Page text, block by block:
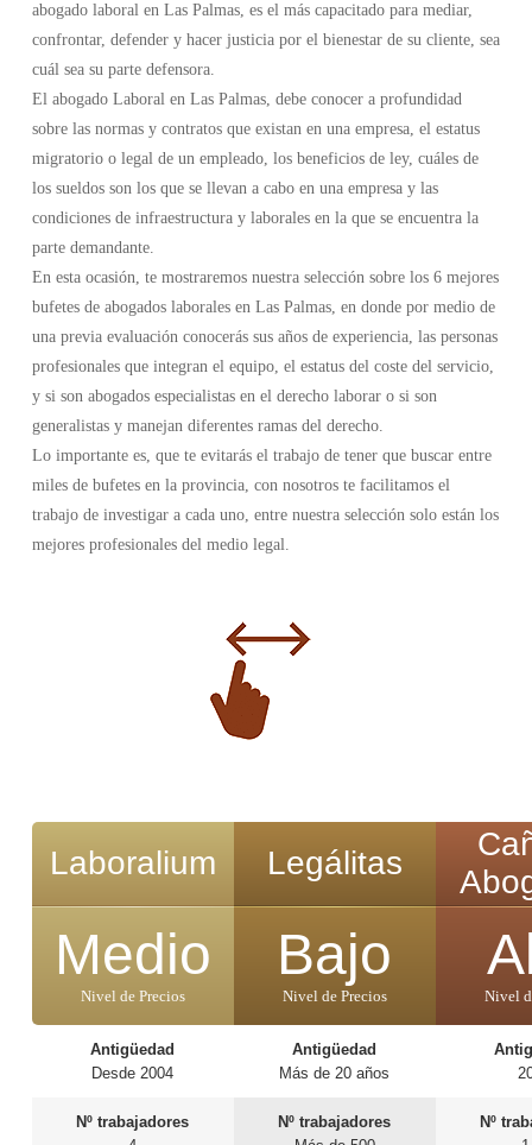
abogado laboral en Las Palmas, es el más capacitado para mediar,
confrontar, defender y hacer justicia por el bienestar de su cliente, sea
cuál sea su parte defensora.
El abogado Laboral en Las Palmas, debe conocer a profundidad
sobre las normas y contratos que existan en una empresa, el estatus
migratorio o legal de un empleado, los beneficios de ley, cuáles de
los sueldos son los que se llevan a cabo en una empresa y las
condiciones de infraestructura y laborales en la que se encuentra la
parte demandante.
En esta ocasión, te mostraremos nuestra selección sobre los 6 mejores
bufetes de abogados laborales en Las Palmas, en donde por medio de
una previa evaluación conocerás sus años de experiencia, las personas
profesionales que integran el equipo, el estatus del coste del servicio,
y si son abogados especialistas en el derecho laborar o si son
generalistas y manejan diferentes ramas del derecho.
Lo importante es, que te evitarás el trabajo de tener que buscar entre
miles de bufetes en la provincia, con nosotros te facilitamos el
trabajo de investigar a cada uno, entre nuestra selección solo están los
mejores profesionales del medio legal.
Laboralium
Medio
Nivel de Precios
Antigüedad
Desde 2004
Nº trabajadores
Legálitas
Bajo
Nivel de Precios
Antigüedad
Más de 20 años
Nº trabajadores
Nivel
Nº